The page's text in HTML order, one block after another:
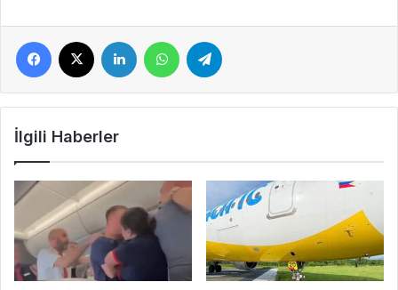
Facebook LinkedIn WhatsApp
İlgili Haberler